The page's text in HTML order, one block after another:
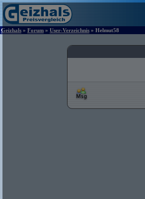
Geizhals » Forum » User-Verzeichnis » Helmut58